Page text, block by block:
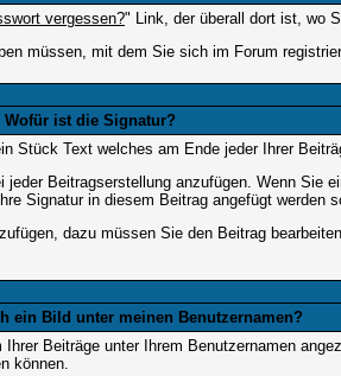
vergessen?" Link, der überall dort ist, wo
müssen, mit dem Sie sich im Forum
Wofür ist die Signatur?
Stück Text welches am Ende jeder Ihrer
Beitragserstellung anzufügen. Wenn Sie
Signatur in diesem Beitrag angefügt werden
dazu müssen Sie den Beitrag
ein Bild unter meinen Benutzernamen?
Ihrer Beiträge unter Ihrem Benutzernamen
können.